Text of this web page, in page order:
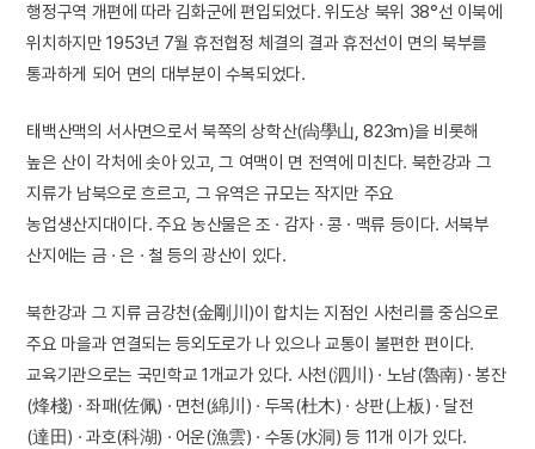
행정구역 개편에 따라 김화군에 편입되었다. 위도상 북위 38°선 이북에
위치하지만 1953년 7월 휴전협정 체결의 결과 휴전선이 면의 북부를
통과하게 되어 면의 대부분이 수복되었다.
태백산맥의 서사면으로서 북쪽의 상학산(尙學山, 823m)을 비롯해
높은 산이 각처에 솟아 있고, 그 여맥이 면 전역에 미친다. 북한강과 그
지류가 남북으로 흐르고, 그 유역은 규모는 작지만 주요
농업생산지대이다. 주요 농산물은 조 · 감자 · 콩 · 맥류 등이다. 서북부
산지에는 금 · 은 · 철 등의 광산이 있다.
북한강과 그 지류 금강천(金剛川)이 합치는 지점인 사천리를 중심으로
주요 마을과 연결되는 등외도로가 나 있으나 교통이 불편한 편이다.
교육기관으로는 국민학교 1개교가 있다. 사천(泗川) · 노남(魯南) · 봉잔
(烽棧) · 좌패(佐佩) · 면천(綿川) · 두목(杜木) · 상판(上板) · 달전
(達田) · 과호(科湖) · 어운(漁雲) · 수동(水洞) 등 11개 이가 있다.